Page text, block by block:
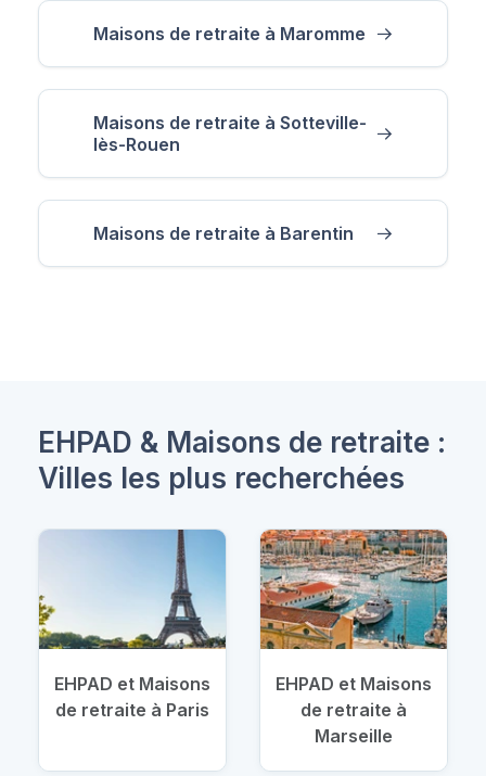
Maisons de retraite à Maromme
Maisons de retraite à Sotteville-
lès-Rouen
Maisons de retraite à Barentin
EHPAD & Maisons de retraite :
Villes les plus recherchées
EHPAD et Maisons
de retraite à Paris
EHPAD et Maisons
de retraite à
Marseille